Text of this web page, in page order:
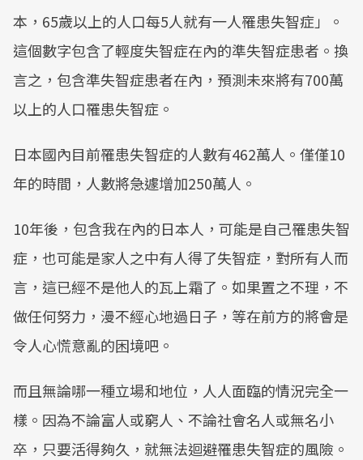
本，65歲以上的人口每5人就有一人罹患失智症」。
這個數字包含了輕度失智症在內的準失智症患者。換
言之，包含準失智症患者在內，預測未來將有700萬
以上的人口罹患失智症。
日本國內目前罹患失智症的人數有462萬人。僅僅10
年的時間，人數將急遽增加250萬人。
10年後，包含我在內的日本人，可能是自己罹患失智
症，也可能是家人之中有人得了失智症，對所有人而
言，這已經不是他人的瓦上霜了。如果置之不理，不
做任何努力，漫不經心地過日子，等在前方的將會是
令人心慌意亂的困境吧。
而且無論哪一種立場和地位，人人面臨的情況完全一
樣。因為不論富人或窮人、不論社會名人或無名小
卒，只要活得夠久，就無法迴避罹患失智症的風險。